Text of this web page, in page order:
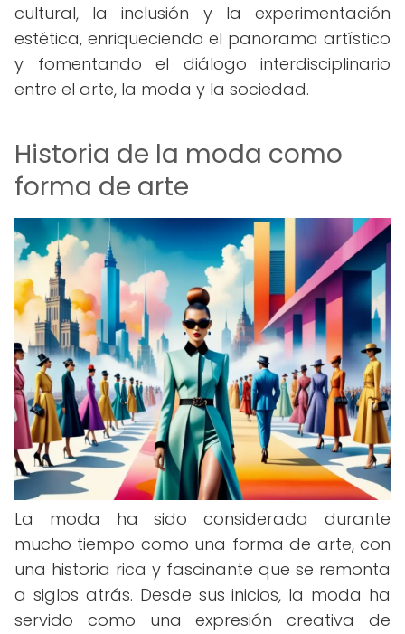
cultural, la inclusión y la experimentación
estética, enriqueciendo el panorama artístico
y fomentando el diálogo interdisciplinario
entre el arte, la moda y la sociedad.
Historia de la moda como
forma de arte
La moda ha sido considerada durante
mucho tiempo como una forma de arte, con
una historia rica y fascinante que se remonta
a siglos atrás. Desde sus inicios, la moda ha
servido como una expresión creativa de